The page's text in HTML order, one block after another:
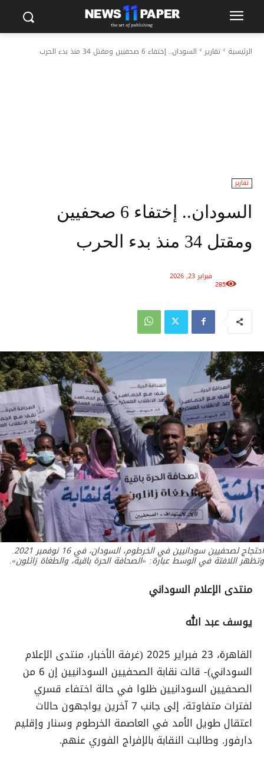
الرئيسية تقارير السودان.. إختفاء 6 صحفيين ومقتل 34 منذ بدء الحرب
تقارير
السودان.. إختفاء 6 صحفيين
ومقتل 34 منذ بدء الحرب
فبراير 23, 2026
285
احتجاج لصحفيين سودانيين في الخرطوم، السودان، في 16 نوفمبر 2021.
وتظهر اللافتة في الوسط عبارة: «الصحافة الحرة باقية، والطغاة زائلون».
منتدى الإعلام السوداني
يوسف عبد الله
القاهرة، 23 فبراير 2025 (غرفة الأخبار، منتدى الإعلام
السوداني)- قالت نقابة الصحفيين السودانيين إن 6 من
الصحفيين السودانيين ظلوا في حالة اختفاء قسري
لفترات متفاوتة، إلى جانب 7 آخرين يواجهون حالات
اعتقال طويل الأمد في العاصمة الخرطوم وسنار وإقليم
دارفور. وطالبت النقابة بالإفراج الفوري عنهم.